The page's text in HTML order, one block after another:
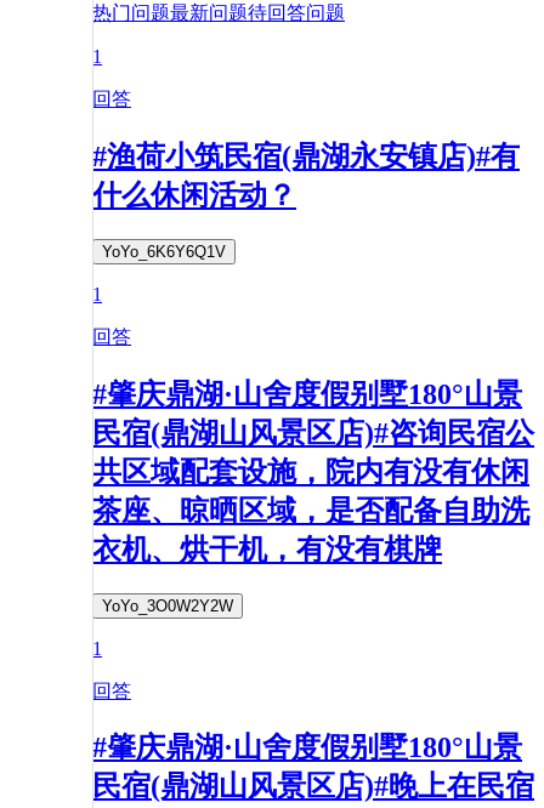
热门问题最新问题待回答问题
1
回答
#渔荷小筑民宿(鼎湖永安镇店)#有
什么休闲活动？
YoYo_6K6Y6Q1V
1
回答
#肇庆鼎湖·山舍度假别墅180°山景
民宿(鼎湖山风景区店)#咨询民宿公
共区域配套设施，院内有没有休闲
茶座、晾晒区域，是否配备自助洗
衣机、烘干机，有没有棋牌
YoYo_3O0W2Y2W
1
回答
#肇庆鼎湖·山舍度假别墅180°山景
民宿(鼎湖山风景区店)#晚上在民宿